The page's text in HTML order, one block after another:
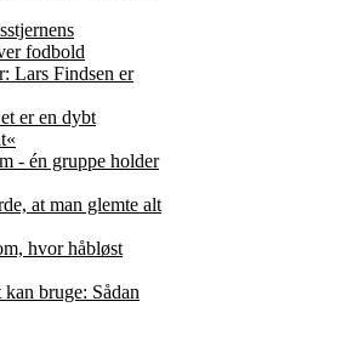
fodbold
Lars Findsen er
er en dybt
- én gruppe holder
at man glemte alt
hvor håbløst
bruge: Sådan